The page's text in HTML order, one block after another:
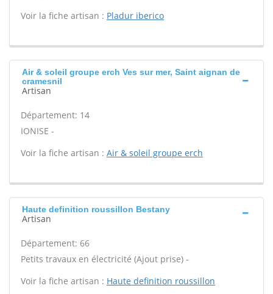
Voir la fiche artisan : Pladur iberico
Air & soleil groupe erch Ves sur mer, Saint aignan de
cramesnil
Artisan
Département: 14
IONISE -
Voir la fiche artisan : Air & soleil groupe erch
Haute definition roussillon Bestany
Artisan
Département: 66
Petits travaux en électricité (Ajout prise) -
Voir la fiche artisan : Haute definition roussillon